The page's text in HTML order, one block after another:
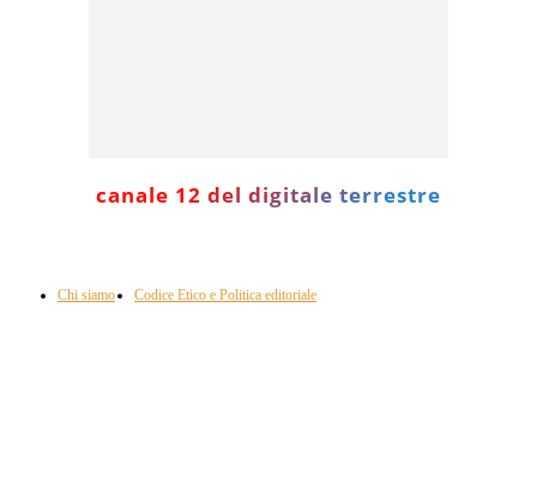
canale 12 del digitale terrestre
Chi siamo Codice Etico e Politica editoriale